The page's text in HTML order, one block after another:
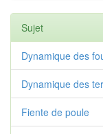
Sujet
Dynamique des
Dynamique des
Fiente de poule